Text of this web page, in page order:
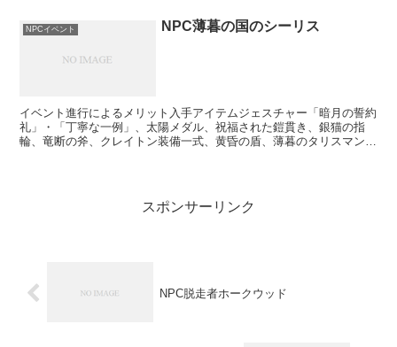
NPCイベント NPC薄暮の国のシーリス
イベント進行によるメリット入手アイテムジェスチャー「暗月の誓約
礼」・「丁寧な一例」、太陽メダル、祝福された鎧貫き、銀猫の指
輪、竜断の斧、クレイトン装備一式、黄昏の盾、薄暮のタリスマン、
スポンサーリンク
NPC脱走者ホークウッド